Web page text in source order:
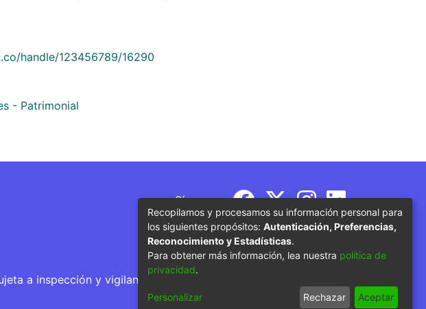
handle/123456789/16290
- Patrimonial
Síguenos
a inspección y vigilancia por parte del Ministerio de Educación
Recopilamos y procesamos su información personal para
los siguientes propósitos: Autenticación, Preferencias,
Reconocimiento y Estadísticas.
Para obtener más información, lea nuestra política de
privacidad.
Personalizar Rechazar Aceptar